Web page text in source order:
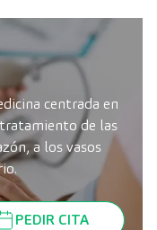
centrada en
de las
a los vasos
PEDIR CITA